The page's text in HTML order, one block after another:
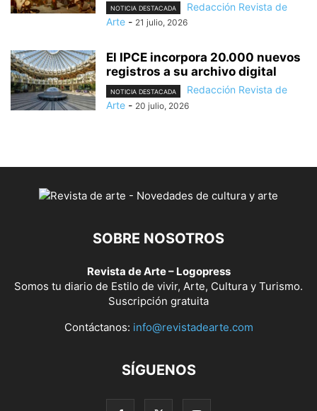
NOTICIA DESTACADA
Redacción Revista de
Arte - 21 julio, 2026
El IPCE incorpora 20.000 nuevos
registros a su archivo digital
NOTICIA DESTACADA
Redacción Revista de
Arte - 20 julio, 2026
SOBRE NOSOTROS
Revista de Arte – Logopress
Somos tu diario de Estilo de vivir, Arte, Cultura y Turismo.
Suscripción gratuita
Contáctanos: info@revistadearte.com
SÍGUENOS